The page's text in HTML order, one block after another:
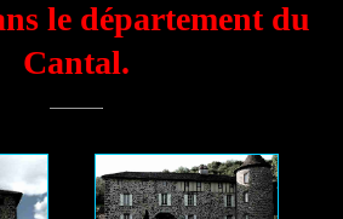
le département du
Cantal.